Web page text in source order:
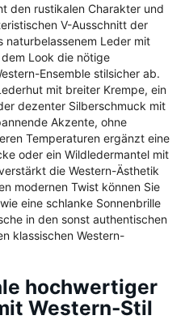
den rustikalen Charakter und
V-Ausschnitt der
naturbelassenem Leder mit
Look die nötige
Ensemble stilsicher ab.
mit breiter Krempe, ein
dezenter Silberschmuck mit
Akzente, ohne
Temperaturen ergänzt eine
oder ein Wildledermantel mit
die Western-Ästhetik
modernen Twist können Sie
eine schlanke Sonnenbrille
in den sonst authentischen
klassischen Western-
hochwertiger
Western-Stil